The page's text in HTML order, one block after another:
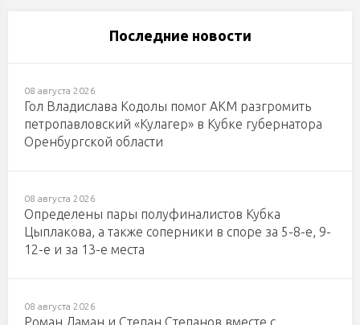
Последние новости
08 августа 2026
Гол Владислава Кодолы помог АКМ разгромить
петропавловский «Кулагер» в Кубке губернатора
Оренбургской области
08 августа 2026
Определены пары полуфиналистов Кубка
Цыплакова, а также соперники в споре за 5-8-е, 9-
12-е и за 13-е места
08 августа 2026
Роман Ламан и Степан Степанов вместе с